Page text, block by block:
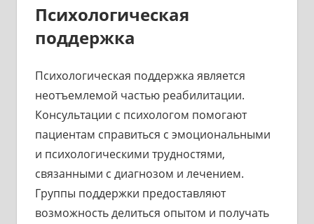
Психологическая
поддержка
Психологическая поддержка является
неотъемлемой частью реабилитации.
Консультации с психологом помогают
пациентам справиться с эмоциональными
и психологическими трудностями,
связанными с диагнозом и лечением.
Группы поддержки предоставляют
возможность делиться опытом и получать